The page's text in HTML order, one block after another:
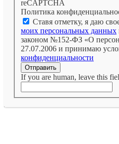
reCAPTCHA
Политика
Ставя отметку, я даю
моих персональных данных
законом №152-ФЗ «О
27.07.2006 и принимаю
конфиденциальности
Отправить
If you are human, leave this